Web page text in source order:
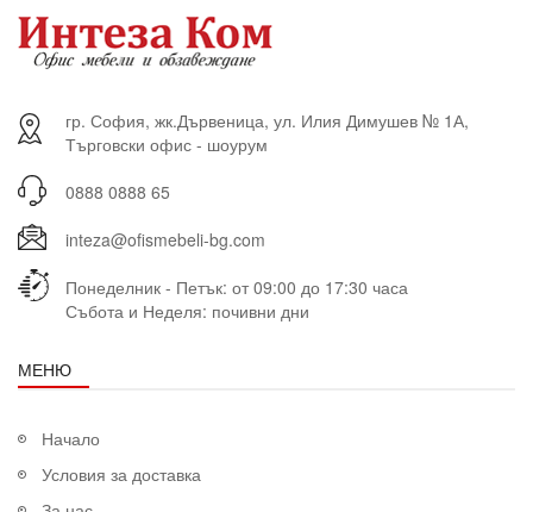
гр. София, жк.Дървеница, ул. Илия Димушев № 1А,
Търговски офис - шоурум
0888 0888 65
inteza@ofismebeli-bg.com
Понеделник - Петък: от 09:00 до 17:30 часа
Събота и Неделя: почивни дни
МЕНЮ
Начало
Условия за доставка